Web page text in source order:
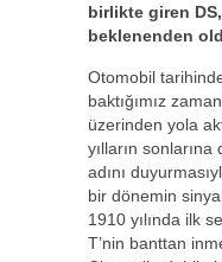
birlikte giren DS,
beklenenden
Otomobil
baktığımız
üzerinden yola
yılların
adını
bir dönemin
1910 yılında ilk
T’nin banttan